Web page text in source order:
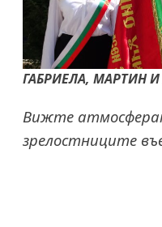
ГАБРИЕЛА, МАРТИН
Вижте
зрелостниците